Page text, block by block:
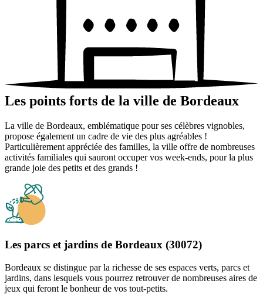
Les points forts de la ville de Bordeaux
La ville de Bordeaux, emblématique pour ses célèbres vignobles,
propose également un cadre de vie des plus agréables !
Particulièrement appréciée des familles, la ville offre de nombreuses
activités familiales qui sauront occuper vos week-ends, pour la plus
grande joie des petits et des grands !
Les parcs et jardins de Bordeaux (30072)
Bordeaux se distingue par la richesse de ses espaces verts, parcs et
jardins, dans lesquels vous pourrez retrouver de nombreuses aires de
jeux qui feront le bonheur de vos tout-petits.